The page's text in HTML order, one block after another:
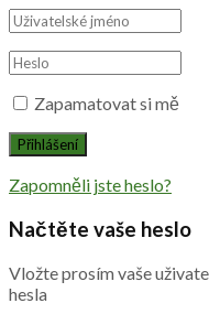
Zapamatovat si mě
Zapomněli jste heslo?
Načtěte vaše heslo
Vložte prosím vaše
hesla